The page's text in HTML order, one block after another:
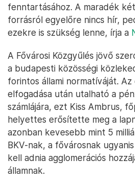
fenntartásához. A maradék
forrásról egyelőre nincs hír,
ezekre is szükség lenne, írja a
A Fővárosi Közgyűlés jövő
a budapesti közösségi
forintos állami normatíváját.
elfogadása után utalható a
számlájára, ezt Kiss Ambrus,
helyettes erősítette meg a
azonban kevesebb mint 5
BKV-nak, a fővárosnak
kell adnia agglomerációs
államnak.